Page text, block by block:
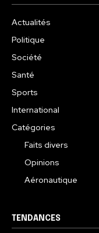
Actualités
Politique
Société
Santé
Sports
International
Catégories
Faits divers
Opinions
Aéronautique
TENDANCES